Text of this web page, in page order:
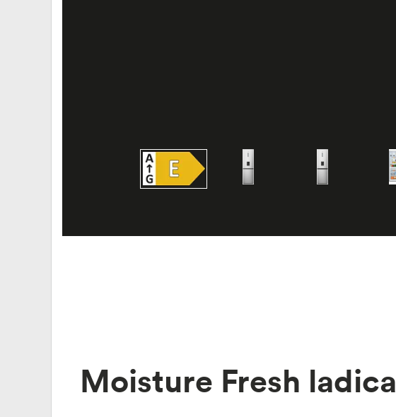
Moisture Fresh ladica